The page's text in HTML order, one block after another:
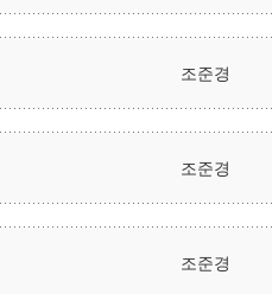
조준경
조준경
조준경